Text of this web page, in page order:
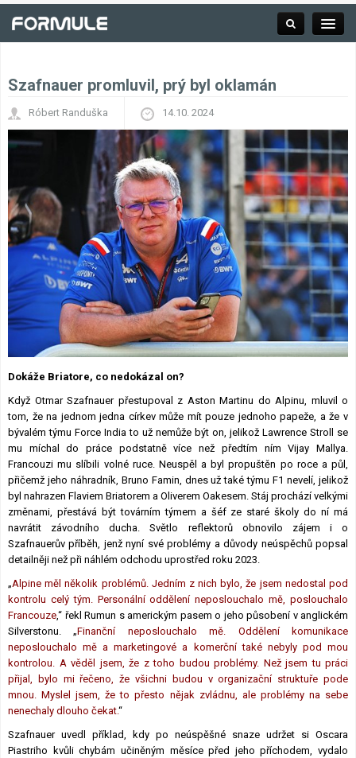
Závodní série
Kalendář F1
Výsledky F1
Týmy a jezdci F1
Okruhy F1
Szafnauer promluvil, prý byl oklamán
Róbert Randuška 14.10. 2024
Dokáže Briatore, co nedokázal on?
Když Otmar Szafnauer přestupoval z Aston Martinu do Alpinu, mluvil o
tom, že na jednom jedna církev může mít pouze jednoho papeže, a že v
bývalém týmu Force India to už nemůže být on, jelikož Lawrence Stroll se
mu míchal do práce podstatně více než předtím ním Vijay Mallya.
Francouzi mu slíbili volné ruce. Neuspěl a byl propuštěn po roce a půl,
přičemž jeho náhradník, Bruno Famin, dnes už také týmu F1 nevelí, jelikož
byl nahrazen Flaviem Briatorem a Oliverem Oakesem. Stáj prochází velkými
změnami, přestává být továrním týmem a šéf ze staré školy do ní má
navrátit závodního ducha. Světlo reflektorů obnovilo zájem i o
Szafnauerův příběh, jenž nyní své problémy a důvody neúspěchů popsal
detailněji než při náhlém odchodu uprostřed roku 2023.
„Alpine měl několik problémů. Jedním z nich bylo, že jsem nedostal pod
kontrolu celý tým. Personální oddělení neposlouchalo mě, poslouchalo
Francouze,“ řekl Rumun s americkým pasem o jeho působení v anglickém
Silverstonu. „Finanční neposlouchalo mě. Oddělení komunikace
neposlouchalo mě a marketingové a komerční také nebyly pod mou
kontrolou. A věděl jsem, že z toho budou problémy. Než jsem tu práci
přijal, bylo mi řečeno, že všichni budou v organizační struktuře pode
mnou. Myslel jsem, že to přesto nějak zvládnu, ale problémy na sebe
nenechaly dlouho čekat.“
Szafnauer uvedl příklad, kdy po neúspěšné snaze udržet si Oscara
Piastriho kvůli chybám učiněným měsíce před jeho příchodem, vydalo